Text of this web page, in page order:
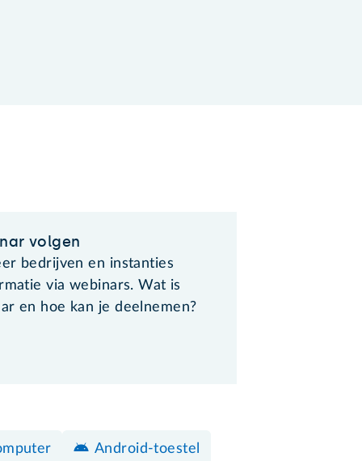
volgen
bedrijven en instanties
via webinars. Wat is
en hoe kan je deelnemen?
Android-toestel